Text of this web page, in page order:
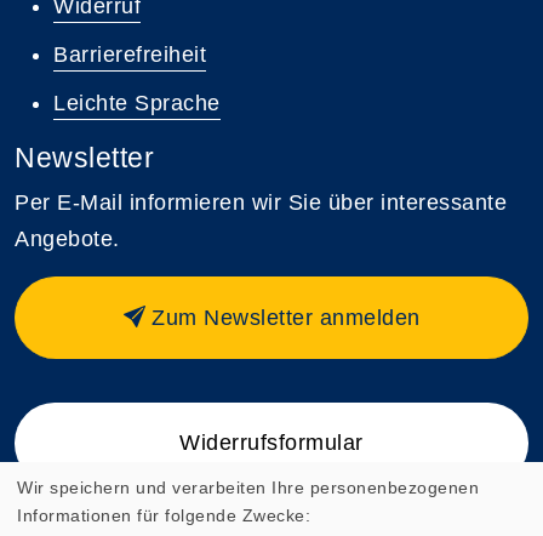
Widerruf
Barrierefreiheit
Leichte Sprache
Newsletter
Per E-Mail informieren wir Sie über interessante
Angebote.
Zum Newsletter anmelden
Widerrufsformular
Wir speichern und verarbeiten Ihre personenbezogenen
Informationen für folgende Zwecke: